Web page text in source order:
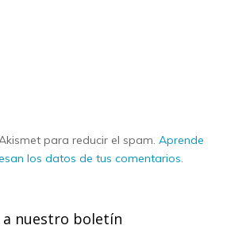
para reducir el spam. Aprende
los datos de tus comentarios.
a nuestro boletín